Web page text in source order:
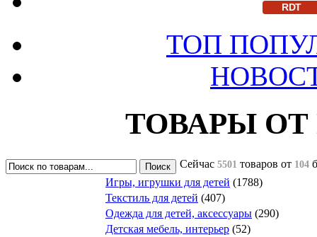
RDT
ТОП
ТОВАРЫ
Сейчас 5501 товаров от 104
Игры, игрушки для детей (1788)
Текстиль для детей (407)
Одежда для детей, аксессуары (290)
Детская мебель, интерьер (52)